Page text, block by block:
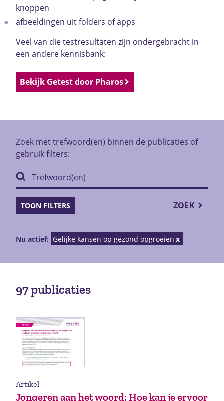
knoppen
afbeeldingen uit folders of apps
Veel van die testresultaten zijn ondergebracht in
een andere kennisbank:
Bekijk Getest door Pharos
Zoek met trefwoord(en) binnen de publicaties of
gebruik filters:
ZOEK
TOON FILTERS
Nu actief: Gelijke kansen op gezond opgroeien
97 publicaties
Jongeren aan het woord: Hoe kan je ervoor
Artikel